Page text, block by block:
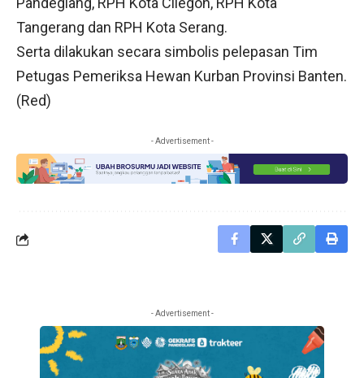
Tangerang dan RPH Kota Serang.
Serta dilakukan secara simbolis pelepasan Tim
Petugas Pemeriksa Hewan Kurban Provinsi Banten.
(Red)
- Advertisement -
- Advertisement -